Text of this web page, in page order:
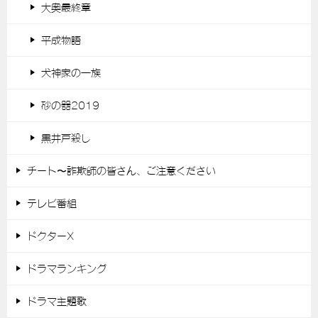
大奥最終章
平成物語
犬神家の一族
砂の器2019
黒井戸殺し
チート〜詐欺師の皆さん、ご注意ください
テレビ番組
ドクターX
ドラマランキング
ドラマ主題歌